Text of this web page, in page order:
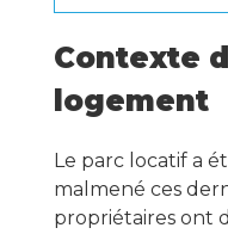
Contexte
logement
Le parc locatif a
malmené ces
propriétaires ont